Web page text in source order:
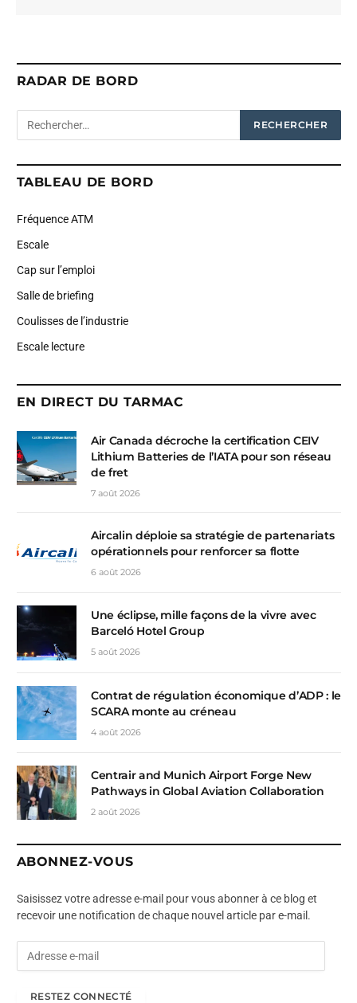
RADAR DE BORD
TABLEAU DE BORD
Fréquence ATM
Escale
Cap sur l’emploi
Salle de briefing
Coulisses de l’industrie
Escale lecture
EN DIRECT DU TARMAC
Air Canada décroche la certification CEIV
Lithium Batteries de l’IATA pour son réseau
de fret
7 août 2026
Aircalin déploie sa stratégie de partenariats
opérationnels pour renforcer sa flotte
6 août 2026
Une éclipse, mille façons de la vivre avec
Barceló Hotel Group
5 août 2026
Contrat de régulation économique d’ADP : le
SCARA monte au créneau
4 août 2026
Centrair and Munich Airport Forge New
Pathways in Global Aviation Collaboration
2 août 2026
ABONNEZ-VOUS
Saisissez votre adresse e-mail pour vous abonner à ce blog et
recevoir une notification de chaque nouvel article par e-mail.
RESTEZ CONNECTÉ